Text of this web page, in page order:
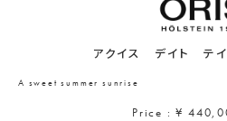
アクイス デイト テイ
A sweet summer sunrise
Price : ¥